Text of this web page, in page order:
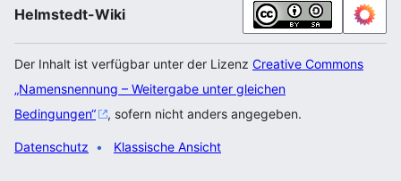
Helmstedt-Wiki
Der Inhalt ist verfügbar unter der Lizenz Creative Commons
„Namensnennung – Weitergabe unter gleichen
Bedingungen“
, sofern nicht anders angegeben.
Datenschutz Klassische Ansicht